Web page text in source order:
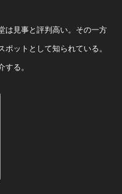
は見事と評判高い。その一方
ットとして知られている。
る。